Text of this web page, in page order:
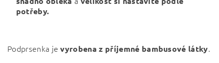
potřeby.
Podprsenka jevyrobena z příjemné bambusové látky.